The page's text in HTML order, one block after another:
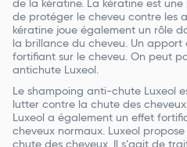
de la kératine. La kératine est
de protéger le cheveu contre les
kératine joue également un rôle
la brillance du cheveu. Un
fortifiant sur le cheveu. On peut
antichute Luxeol.
Le shampoing anti-chute Luxeol
lutter contre la chute des
Luxeol a également un effet
cheveux normaux. Luxeol